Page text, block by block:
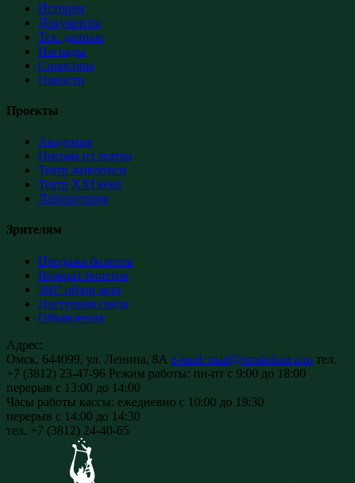
История
Документы
Тех. данные
Награды
Спонсоры
Новости
Проекты
Академия
Письма из театра
Театр живописи
Театр XXI века
Лаборатория
Зрителям
Продажа билетов
Возврат билетов
360° обзор зала
Доступная среда
Объявления
Адрес:
Омск, 644099, ул. Ленина, 8А e-mail: mail@omskdrama.ru тел.
+7 (3812) 23-47-96 Режим работы: пн-пт с 9:00 до 18:00
перерыв с 13:00 до 14:00
Часы работы кассы: ежедневно с 10:00 до 19:30
перерыв с 14:00 до 14:30
тел. +7 (3812) 24-40-65